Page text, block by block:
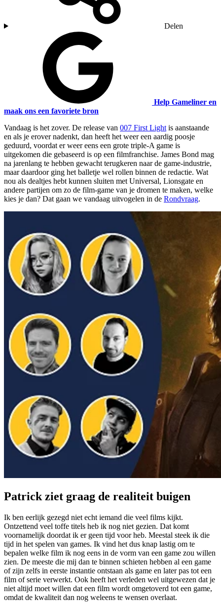
Delen
Help Gameliner en
maak ons een favoriete bron
Vandaag is het zover. De release van 007 First Light is aanstaande
en als je erover nadenkt, dan heeft het weer een aardig poosje
geduurd, voordat er weer eens een grote triple-A game is
uitgekomen die gebaseerd is op een filmfranchise. James Bond mag
na jarenlang te hebben gewacht terugkeren naar de game-industrie,
maar daardoor ging het balletje wel rollen binnen de redactie. Wat
nou als dealtjes hebt kunnen sluiten met Universal, Lionsgate en
andere partijen om zo de film-game van je dromen te maken, welke
kies je dan? Dat gaan we vandaag uitvogelen in de Rondvraag.
Patrick ziet graag de realiteit buigen
Ik ben eerlijk gezegd niet echt iemand die veel films kijkt.
Ontzettend veel toffe titels heb ik nog niet gezien. Dat komt
voornamelijk doordat ik er geen tijd voor heb. Meestal steek ik die
tijd in het spelen van games. Ik vind het dus knap lastig om te
bepalen welke film ik nog eens in de vorm van een game zou willen
zien. De meeste die mij dan te binnen schieten hebben al een game
of zijn zelfs in eerste instantie ontstaan als game en later pas tot een
film of serie verwerkt. Ook heeft het verleden wel uitgewezen dat je
niet altijd moet willen dat een film wordt omgetoverd tot een game,
omdat de kwaliteit dan nog weleens te wensen overlaat.